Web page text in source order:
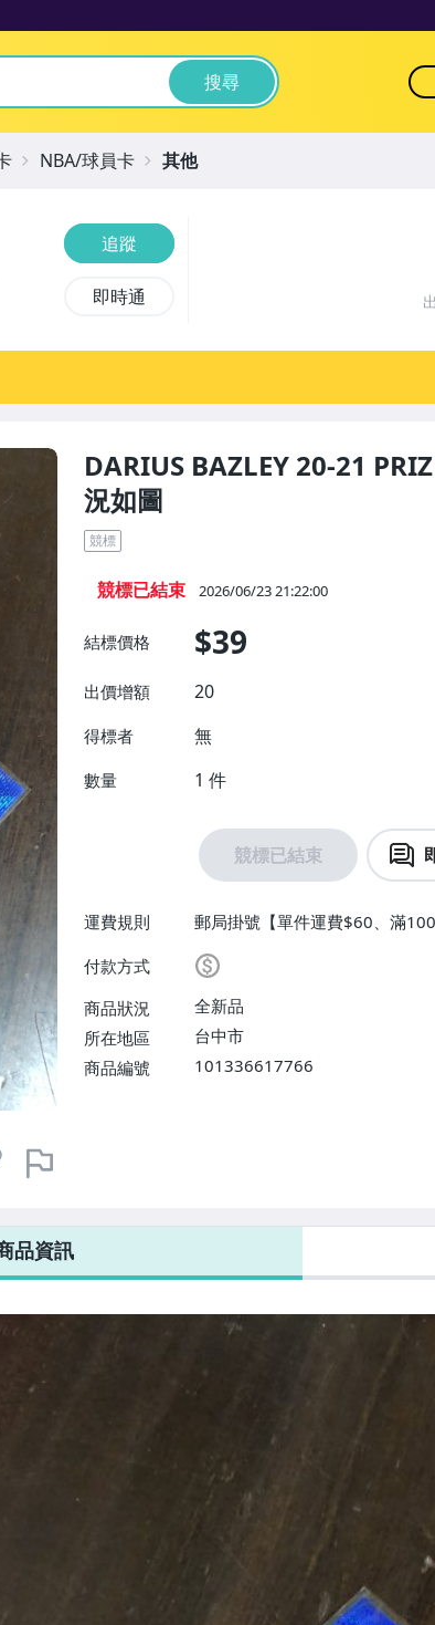
搜尋
DARIUS BAZLEY 20-21
況如圖
競標
競標已結束 2026/06/23 21:22:00
結標價格 $39
出價增額 20
得標者 無
數量 1 件
競標已結束
運費規則
郵局掛號【單件運費$60、滿
付款方式
商品狀況
全新品
所在地區
台中市
商品編號
101336617766
追蹤
即時通
NBA/球員卡 其他
品資訊